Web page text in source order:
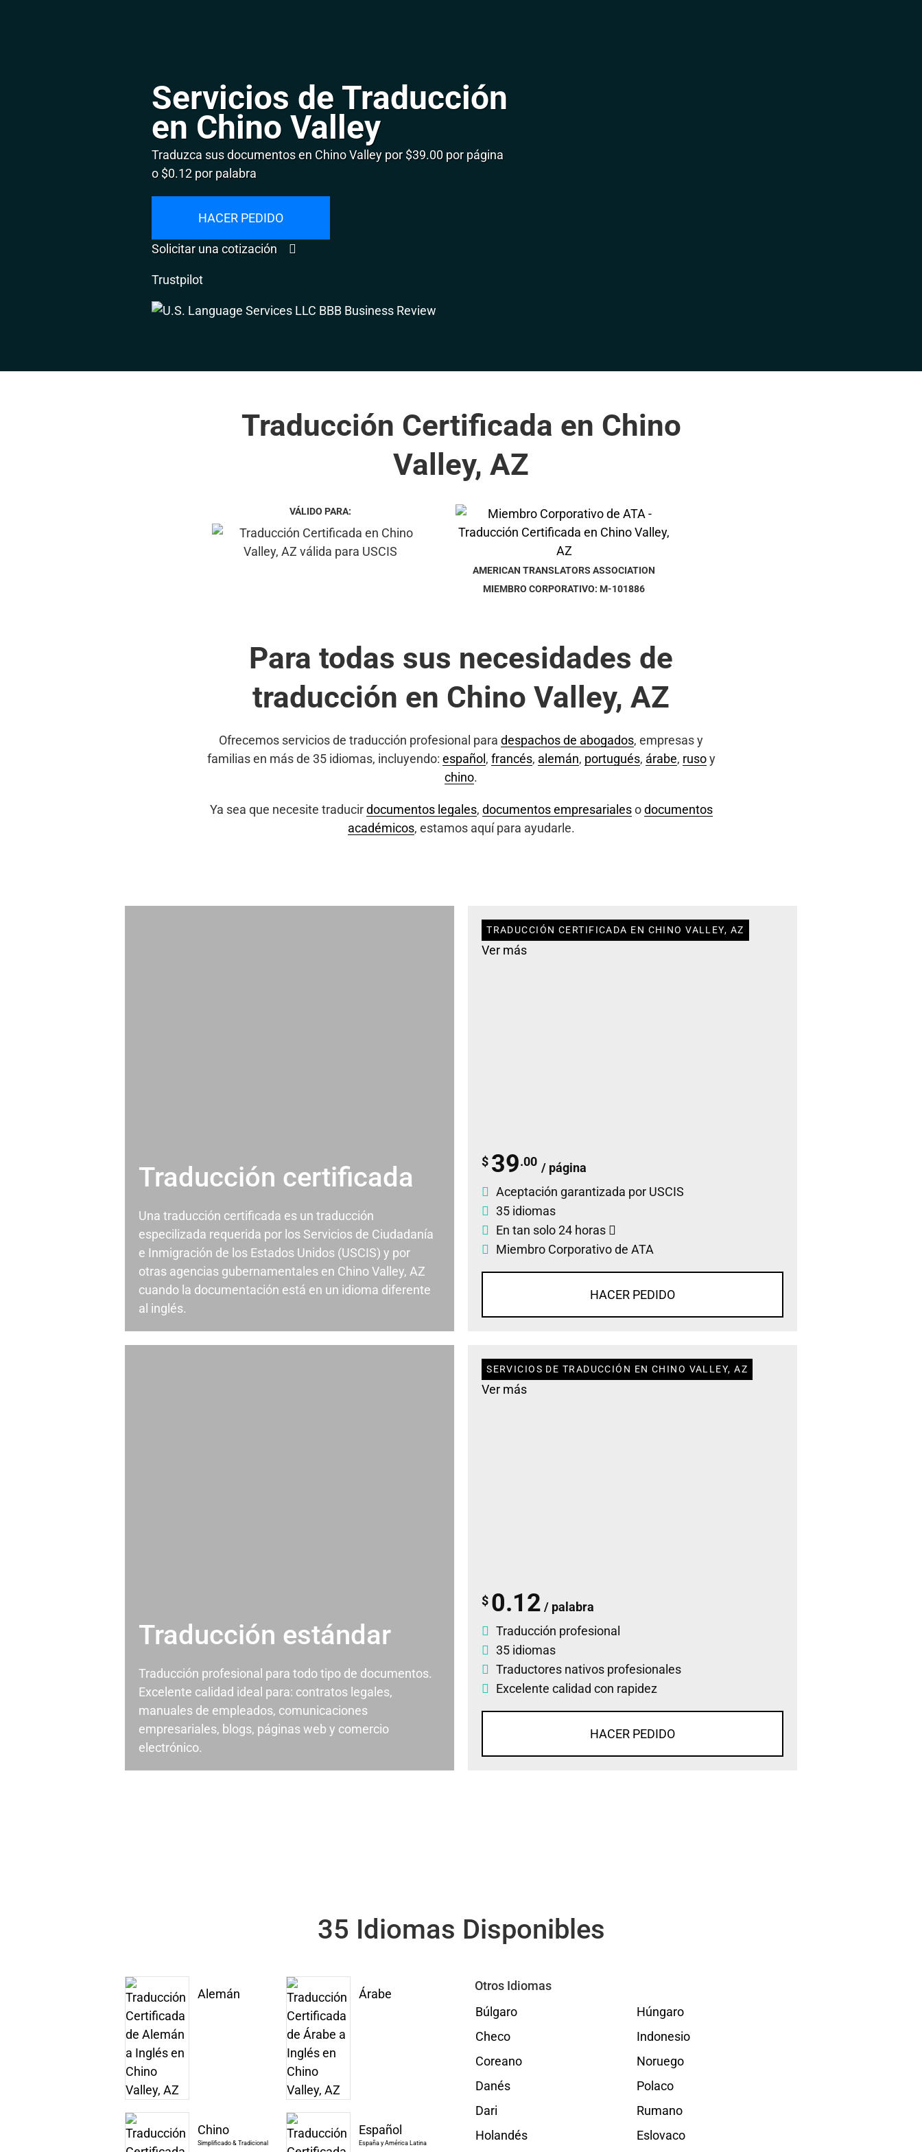
Servicios de Traducción
en Chino Valley
Traduzca sus documentos en Chino Valley por $39.00 por página
o $0.12 por palabra
HACER PEDIDO
Solicitar una cotización
Trustpilot
Traducción Certificada en Chino
Valley, AZ
VÁLIDO PARA:
AMERICAN TRANSLATORS ASSOCIATION
MIEMBRO CORPORATIVO: M-101886
Para todas sus necesidades de
traducción en Chino Valley, AZ
Ofrecemos servicios de traducción profesional para despachos de abogados, empresas y
familias en más de 35 idiomas, incluyendo: español , francés, alemán, portugués, árabe, rusoy
chino.
Ya sea que necesite traducirdocumentos legales, documentos empresarialesodocumentos
académicos, estamos aquí para ayudarle.
Traducción certificada
Una traducción certificada es un traducción
especilizada requerida por los Servicios de Ciudadanía
e Inmigración de los Estados Unidos (USCIS) y por
otras agencias gubernamentales en Chino Valley, AZ
cuando la documentación está en un idioma diferente
al inglés.
TRADUCCIÓN CERTIFICADA EN CHINO VALLEY, AZ
Ver más
$ 39.00 / página
Aceptación garantizada por USCIS
35 idiomas
En tan solo 24 horas
Miembro Corporativo de ATA
HACER PEDIDO
Traducción estándar
Traducción profesional para todo tipo de documentos.
Excelente calidad ideal para: contratos legales,
manuales de empleados, comunicaciones
empresariales, blogs, páginas web y comercio
electrónico.
SERVICIOS DE TRADUCCIÓN EN CHINO VALLEY, AZ
Ver más
$ 0.12 / palabra
Traducción profesional
35 idiomas
Traductores nativos profesionales
Excelente calidad con rapidez
HACER PEDIDO
35 Idiomas Disponibles
Alemán Árabe
Chino
Simplificado & Tradicional
Español
España y América Latina
Otros Idiomas
Búlgaro
Checo
Coreano
Danés
Dari
Holandés
Húngaro
Indonesio
Noruego
Polaco
Rumano
Eslovaco